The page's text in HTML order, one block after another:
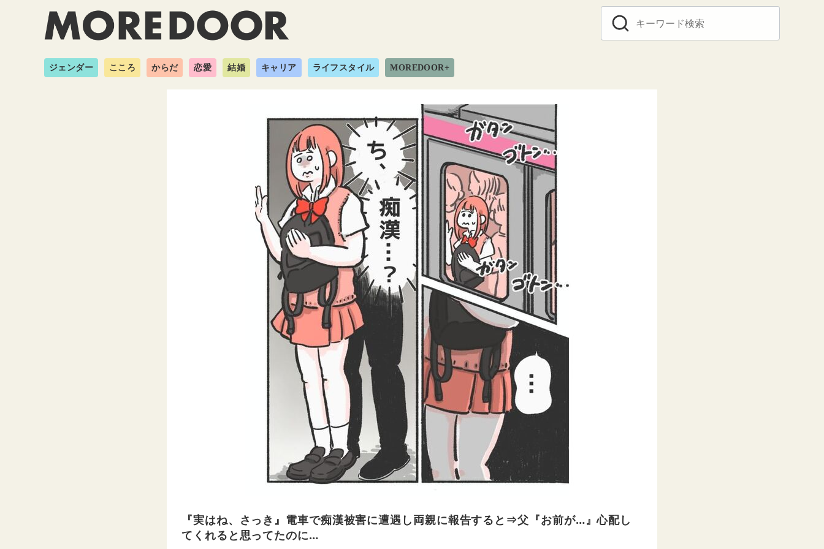
ジェンダー こころ からだ 恋愛 結婚 キャリア ライフスタイル MOREDOOR+
『実はね、さっき』電車で痴漢被害に遭遇し両親に報告すると⇒父『お前が…』心配し
てくれると思ってたのに…